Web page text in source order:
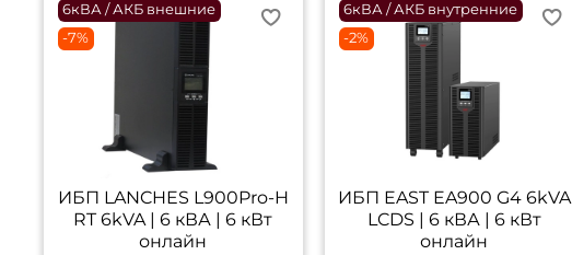
6кВА / АКБ внешние
-7%
ИБП LANCHES L900Pro-H
RT 6kVA | 6 кВА | 6 кВт
онлайн
6кВА / АКБ внутренние
-2%
ИБП EAST EA900 G4 6kVA
LCDS | 6 кВА | 6 кВт
онлайн